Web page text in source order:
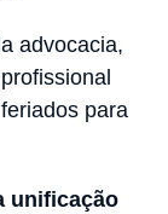
advocacia,
para
unificação